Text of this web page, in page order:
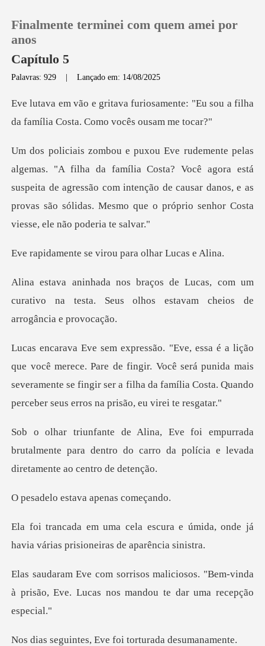
Loja
Histórico
Sair
Baixar App
Finalmente terminei com quem amei por
anos
Capítulo 5
Palavras: 929 |Lançado em: 14/08/2025
amente: "Eu sou a filha
da família
osta? Você agora está
suspeita de agressão com intenção de causar danos, e as
prov
e virou para olha
, com um
curativo na testa. Seus olhos es
re de fingir. Você será punida mais
severamente se fingir ser a filha da f
rada
brutalmente para dentro do carro da políc
stava apenas
a e úmida, onde já
havia várias pr
sos. "Bem-vinda
à prisão, Eve. Lucas n
s, Eve foi tortur